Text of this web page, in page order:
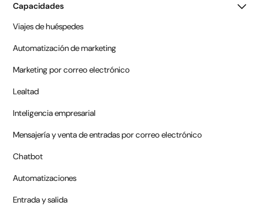
Capacidades
Viajes de huéspedes
Automatización de marketing
Marketing por correo electrónico
Lealtad
Inteligencia empresarial
Mensajería y venta de entradas por correo electrónico
Chatbot
Automatizaciones
Entrada y salida